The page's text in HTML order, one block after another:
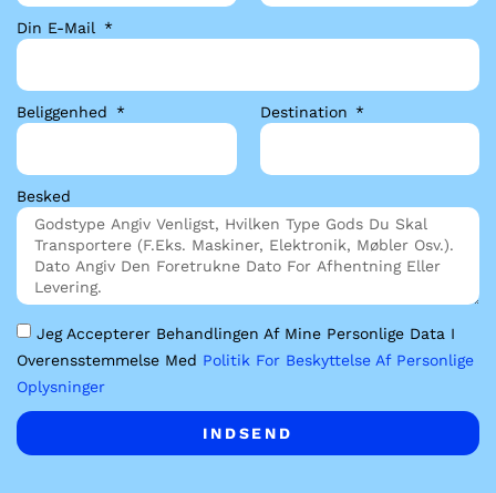
Din E-Mail
Beliggenhed Destination
Besked
Jeg Accepterer Behandlingen Af Mine Personlige Data I
Overensstemmelse Med Politik For Beskyttelse Af Personlige
Oplysninger
INDSEND